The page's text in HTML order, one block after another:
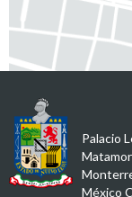
Palacio
México